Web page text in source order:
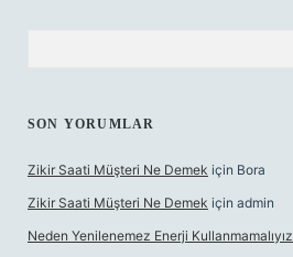
SON YORUMLAR
Zikir Saati Müşteri Ne Demek için Bora
Zikir Saati Müşteri Ne Demek için admin
Neden Yenilenemez Enerji Kullanmamalıyız